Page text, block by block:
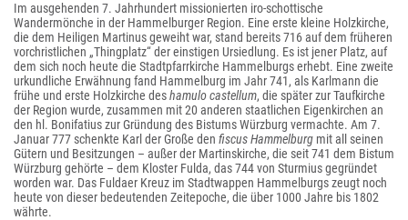
Im ausgehenden 7. Jahrhundert missionierten iro-schottische
Wandermönche in der Hammelburger Region. Eine erste kleine Holzkirche,
die dem Heiligen Martinus geweiht war, stand bereits 716 auf dem früheren
vorchristlichen „Thingplatz“ der einstigen Ursiedlung. Es ist jener Platz, auf
dem sich noch heute die Stadtpfarrkirche Hammelburgs erhebt. Eine zweite
urkundliche Erwähnung fand Hammelburg im Jahr 741, als Karlmann die
frühe und erste Holzkirche deshamulo castellum, die später zur Taufkirche
der Region wurde, zusammen mit 20 anderen staatlichen Eigenkirchen an
den hl. Bonifatius zur Gründung des Bistums Würzburg vermachte. Am 7.
Januar 777 schenkte Karl der Große den fiscus Hammelburg mit all seinen
Gütern und Besitzungen – außer der Martinskirche, die seit 741 dem Bistum
Würzburg gehörte – dem Kloster Fulda, das 744 von Sturmius gegründet
worden war. Das Fuldaer Kreuz im Stadtwappen Hammelburgs zeugt noch
heute von dieser bedeutenden Zeitepoche, die über 1000 Jahre bis 1802
währte.